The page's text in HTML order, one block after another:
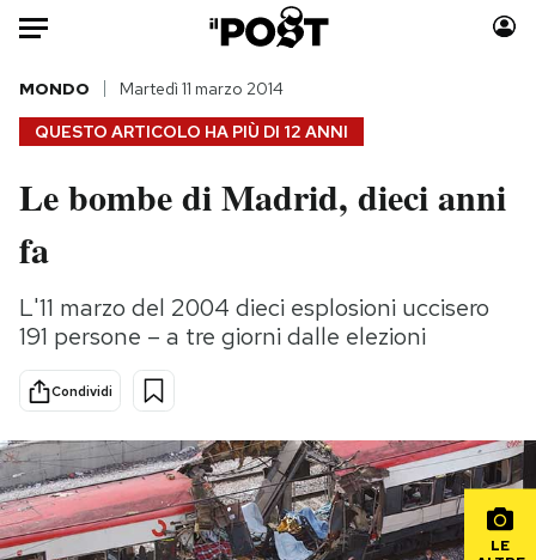
Auto
HOME
Italia
Tecnologia
Internet
Scienza
Cultura
Economia
Sport
Moda
Storie/Idee
Ok Boomer!
Altrecose
Mondiali calcio 2026
QUESTO ARTICOLO HA PIÙ DI 12 ANNI
MONDO Martedì 11 marzo 2014
Le bombe di Madrid, dieci anni
fa
L'11 marzo del 2004 dieci esplosioni uccisero
191 persone – a tre giorni dalle elezioni
Condividi
LE